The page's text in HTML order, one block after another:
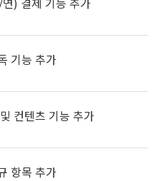
기능 추가
컨텐츠 기능 추가
항목 추가